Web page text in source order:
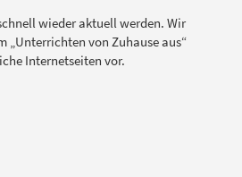
wieder aktuell werden. Wir
„Unterrichten von Zuhause aus“
Internetseiten vor.